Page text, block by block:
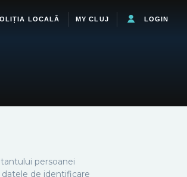
LOCALĂ MY CLUJ LOGIN
persoanei
datele de identificare